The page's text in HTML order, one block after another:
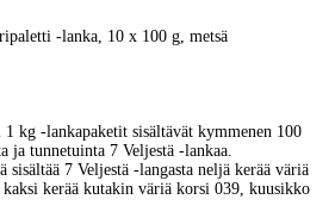
-lanka, 10 x 100 g, metsä
kg -lankapaketit sisältävät kymmenen 100
ja tunnetuinta 7 Veljestä -lankaa.
sisältää 7 Veljestä -langasta neljä kerää väriä
kerää kutakin väriä korsi 039, kuusikko